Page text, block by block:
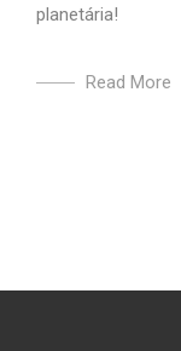
planetária!
Read More